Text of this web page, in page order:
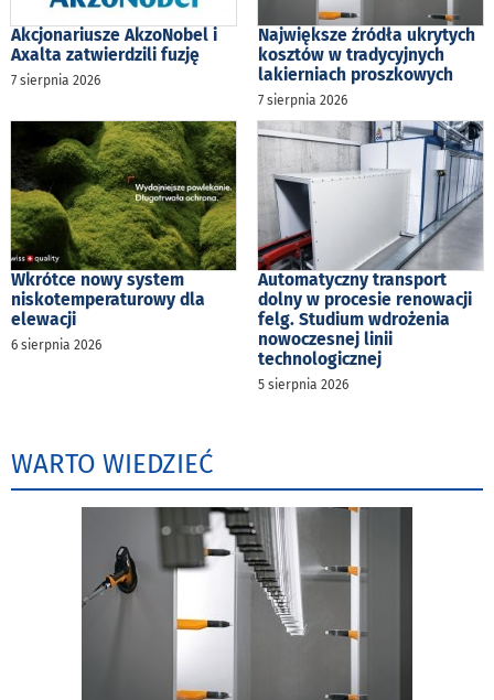
Akcjonariusze AkzoNobel i
Axalta zatwierdzili fuzję
7 sierpnia 2026
Największe źródła ukrytych
kosztów w tradycyjnych
lakierniach proszkowych
7 sierpnia 2026
Wkrótce nowy system
niskotemperaturowy dla
elewacji
6 sierpnia 2026
Automatyczny transport
dolny w procesie renowacji
felg. Studium wdrożenia
nowoczesnej linii
technologicznej
5 sierpnia 2026
WARTO WIEDZIEĆ